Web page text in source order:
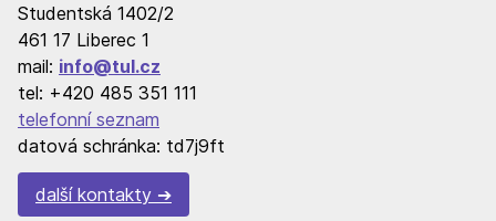
Studentská 1402/2
461 17 Liberec 1
mail: info@tul.cz
tel: +420 485 351 111
telefonní seznam
datová schránka: td7j9ft
další kontakty